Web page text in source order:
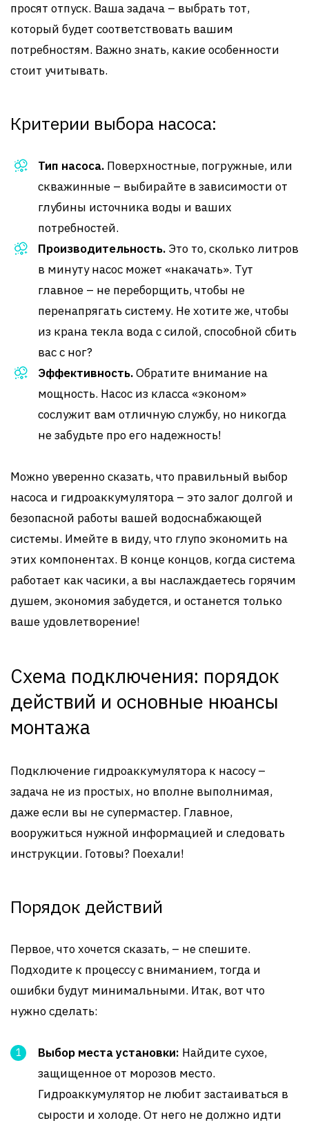
просят отпуск. Ваша задача – выбрать тот,
который будет соответствовать вашим
потребностям. Важно знать, какие особенности
стоит учитывать.
Критерии выбора насоса:
Тип насоса. Поверхностные, погружные, или
скважинные – выбирайте в зависимости от
глубины источника воды и ваших
потребностей.
Производительность. Это то, сколько литров
в минуту насос может «накачать». Тут
главное – не переборщить, чтобы не
перенапрягать систему. Не хотите же, чтобы
из крана текла вода с силой, способной сбить
вас с ног?
Эффективность.Обратите внимание на
мощность. Насос из класса «эконом»
сослужит вам отличную службу, но никогда
не забудьте про его надежность!
Можно уверенно сказать, что правильный выбор
насоса и гидроаккумулятора – это залог долгой и
безопасной работы вашей водоснабжающей
системы. Имейте в виду, что глупо экономить на
этих компонентах. В конце концов, когда система
работает как часики, а вы наслаждаетесь горячим
душем, экономия забудется, и останется только
ваше удовлетворение!
Схема подключения: порядок
действий и основные нюансы
монтажа
Подключение гидроаккумулятора к насосу –
задача не из простых, но вполне выполнимая,
даже если вы не супермастер. Главное,
вооружиться нужной информацией и следовать
инструкции. Готовы? Поехали!
Порядок действий
Первое, что хочется сказать, – не спешите.
Подходите к процессу с вниманием, тогда и
ошибки будут минимальными. Итак, вот что
нужно сделать:
Выбор места установки: Найдите сухое,
защищенное от морозов место.
Гидроаккумулятор не любит застаиваться в
сырости и холоде. От него не должно идти